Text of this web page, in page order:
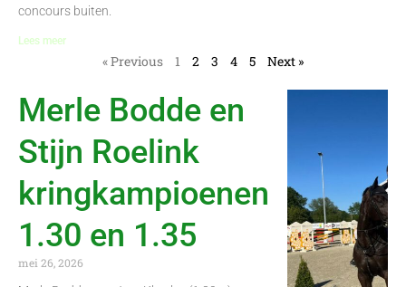
concours buiten.
Lees meer
« Previous 1 2 3 4 5 Next »
Merle Bodde en
Stijn Roelink
kringkampioenen
1.30 en 1.35
mei 26, 2026